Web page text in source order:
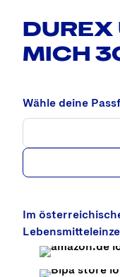
DUREX
MICH
Wähle deine
Im